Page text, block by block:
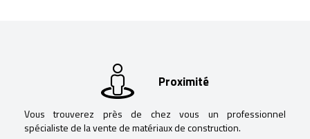
Proximité
Vous trouverez près de chez vous un professionnel
spécialiste de la vente de matériaux de construction.